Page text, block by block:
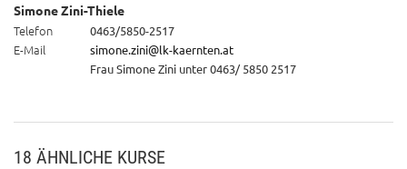
Simone Zini-Thiele
Telefon 0463/5850-2517
E-Mail
simone.zini@lk-kaernten.at
Frau Simone Zini unter 0463/ 5850 2517
18 ÄHNLICHE KURSE